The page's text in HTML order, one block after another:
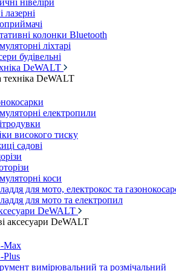
нівеліри
лазерні
колонки Bluetooth
ліхтарі
будівельні
DeWALT
техніка DeWALT
електропили
високого тиску
садові
коси
для мото, електрокос та
для мото та електропил
DeWALT
аксесуари DeWALT
Max
Plus
вимірювальний та розмічальний